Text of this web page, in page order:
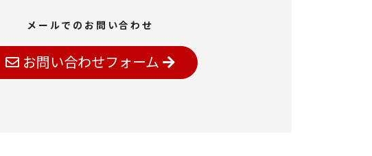
メールでのお問い合わせ
お問い合わせフォーム